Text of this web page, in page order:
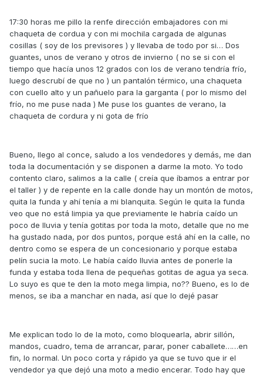
17:30 horas me pillo la renfe dirección embajadores con mi
chaqueta de cordua y con mi mochila cargada de algunas
cosillas ( soy de los previsores ) y llevaba de todo por si… Dos
guantes, unos de verano y otros de invierno ( no se si con el
tiempo que hacía unos 12 grados con los de verano tendría frío,
luego descrubí de que no ) un pantalón térmico, una chaqueta
con cuello alto y un pañuelo para la garganta ( por lo mismo del
frío, no me puse nada ) Me puse los guantes de verano, la
chaqueta de cordura y ni gota de frío
Bueno, llego al conce, saludo a los vendedores y demás, me dan
toda la documentación y se disponen a darme la moto. Yo todo
contento claro, salimos a la calle ( creía que íbamos a entrar por
el taller ) y de repente en la calle donde hay un montón de motos,
quita la funda y ahí tenía a mi blanquita. Según le quita la funda
veo que no está limpia ya que previamente le habría caído un
poco de lluvia y tenía gotitas por toda la moto, detalle que no me
ha gustado nada, por dos puntos, porque está ahí en la calle, no
dentro como se espera de un concesionario y porque estaba
pelín sucia la moto. Le había caído lluvia antes de ponerle la
funda y estaba toda llena de pequeñas gotitas de agua ya seca.
Lo suyo es que te den la moto mega limpia, no?? Bueno, es lo de
menos, se iba a manchar en nada, así que lo dejé pasar
Me explican todo lo de la moto, como bloquearla, abrir sillón,
mandos, cuadro, tema de arrancar, parar, poner caballete……en
fin, lo normal. Un poco corta y rápido ya que se tuvo que ir el
vendedor ya que dejó una moto a medio encerar. Todo hay que